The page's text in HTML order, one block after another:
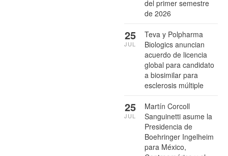
del primer semestre
de 2026
Teva y Polpharma
Biologics anuncian
acuerdo de licencia
global para candidato
a biosimilar para
esclerosis múltiple
25
JUL
Martín Corcoll
Sanguinetti asume la
Presidencia de
Boehringer Ingelheim
para México,
25
JUL